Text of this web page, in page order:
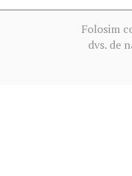
Folosim
dvs. de